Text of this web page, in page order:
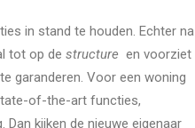
in stand te houden. Echter na
tot op de structure en voorziet
garanderen. Voor een woning
of-the-art functies,
kijken de nieuwe eigenaar